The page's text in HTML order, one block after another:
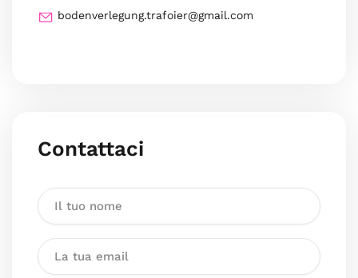
bodenverlegung.trafoier@gmail.com
Contattaci